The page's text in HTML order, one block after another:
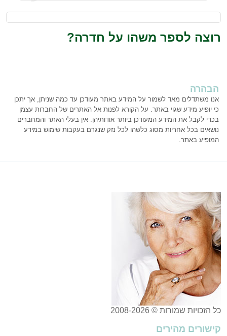
רוצה לספר משהו על חדרה?
הבהרה
אנו משתדלים מאד לשמור על המידע באתר מעודכן עד כמה שניתן, אך יתכן
כי יופיע מידע שגוי באתר. על הקורא לפנות אל האתרים של החברות עצמן
בכדי לקבל את המידע המעודכן ביותר אודותיהן. אין בעלי האתר והמחברים
נושאים בכל אחריות מסוג כלשהו לכל נזק שנגרם בעקבות שימוש במידע
המופיע באתר.
כל הזכויות שמורות © 2008-2026
קישורים מהירים